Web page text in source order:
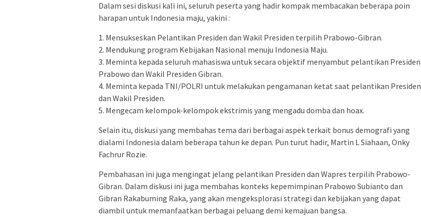
Dalam sesi diskusi kali ini, seluruh peserta yang hadir kompak membacakan beberapa poin
harapan untuk Indonesia maju, yakini :
1. Mensukseskan Pelantikan Presiden dan Wakil Presiden terpilih Prabowo-Gibran.
2. Mendukung program Kebijakan Nasional menuju Indonesia Maju.
3. Meminta kepada seluruh mahasiswa untuk secara objektif menyambut pelantikan Presiden
Prabowo dan Wakil Presiden Gibran.
4. Meminta kepada TNI/POLRI untuk melakukan pengamanan ketat saat pelantikan Presiden
dan Wakil Presiden.
5. Mengecam kelompok-kelompok ekstrimis yang mengadu domba dan hoax.
Selain itu, diskusi yang membahas tema dari berbagai aspek terkait bonus demografi yang
dialami Indonesia dalam beberapa tahun ke depan. Pun turut hadir, Martin L Siahaan, Onky
Fachrur Rozie.
Pembahasan ini juga mengingat jelang pelantikan Presiden dan Wapres terpilih Prabowo-
Gibran. Dalam diskusi ini juga membahas konteks kepemimpinan Prabowo Subianto dan
Gibran Rakabuming Raka, yang akan mengeksplorasi strategi dan kebijakan yang dapat
diambil untuk memanfaatkan berbagai peluang demi kemajuan bangsa.